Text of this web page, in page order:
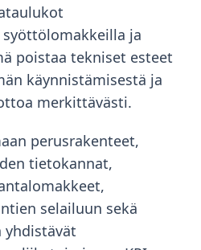
ja
poistaa tekniset esteet
käynnistämisestä ja
merkittävästi.
perusrakenteet,
tietokannat,
selailuun sekä
yhdistävät